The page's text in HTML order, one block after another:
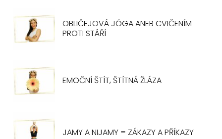
OBLIČEJOVÁ JÓGA ANEB CVIČENÍM
PROTI STÁŘÍ
EMOČNÍ ŠTÍT, ŠTÍTNÁ ŽLÁZA
JAMY A NIJAMY = ZÁKAZY A PŘÍKAZY